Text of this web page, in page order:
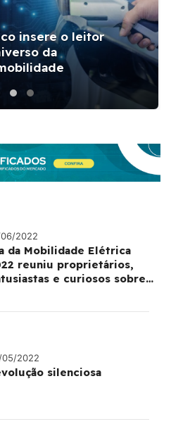
insere o leitor
da
2022
da Mobilidade Elétrica
reuniu proprietários,
e curiosos sobre
05/2022
silenciosa